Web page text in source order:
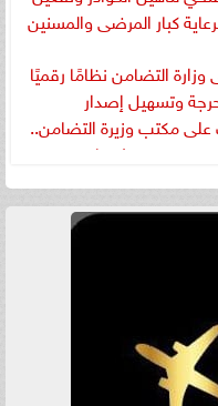
كبار المرضى والمسنين
التضامن نظامًا رقميًا
وتسهيل إصدار
على مكتب وزيرة التضامن..
من سند لإنقاذ مرضى